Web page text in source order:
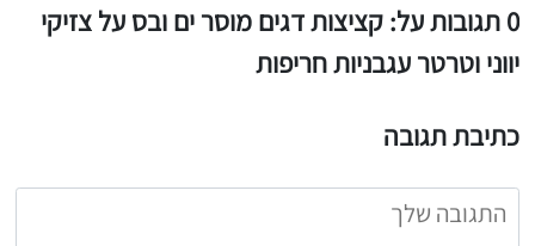
0 תגובות על: קציצות דגים מוסר ים ובס על צזיקי
יווני וטרטר עגבניות חריפות
כתיבת תגובה